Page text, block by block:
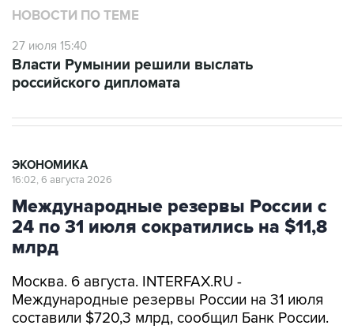
НОВОСТИ ПО ТЕМЕ
27 июля 15:40
Власти Румынии решили выслать
российского дипломата
ЭКОНОМИКА
16:02, 6 августа 2026
Международные резервы России с
24 по 31 июля сократились на $11,8
млрд
Москва. 6 августа. INTERFAX.RU -
Международные резервы России на 31 июля
составили $720,3 млрд, сообщил Банк России.